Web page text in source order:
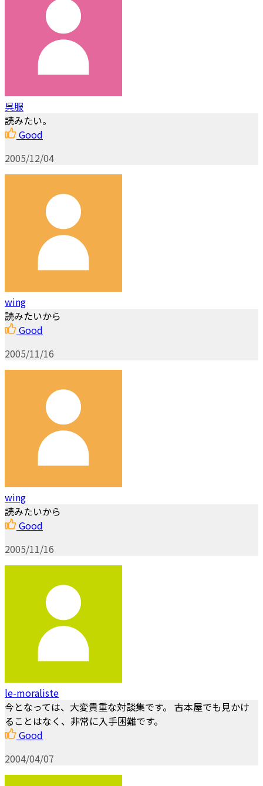
呉服
読みたい。
Good
2005/12/04
wing
読みたいから
Good
2005/11/16
wing
読みたいから
Good
2005/11/16
le-moraliste
今となっては、大変貴重な対談集です。 古本屋でも見かけ
ることはなく、非常に入手困難です。
Good
2004/04/07